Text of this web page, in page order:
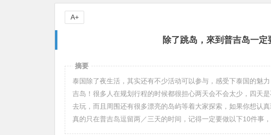
除了跳岛，來到普吉岛一定
A+
摘要
泰国除了夜生活，其实还有不少活动可以参与，感受下泰国的魅
吉岛！很多人在规划行程的时候都很担心两天会不会太少，四天
去玩，而且周围还有很多漂亮的岛屿等着大家探索，如果你想认
真的只在普吉岛逗留两／三天的时间，记得一定要做以下10件事，